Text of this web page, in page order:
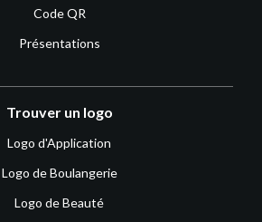
Code QR
Présentations
Trouver un logo
Logo d'Application
Logo de Boulangerie
Logo de Beauté